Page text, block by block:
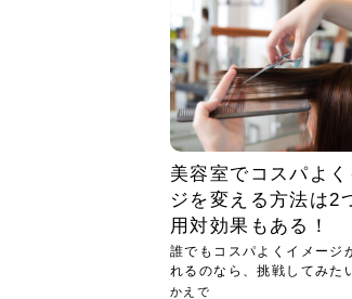
美容室でコスパよく
ジを変える方法は2
用対効果もある！
誰でもコスパよくイメージ
れるのなら、挑戦してみた
のは...
かえで